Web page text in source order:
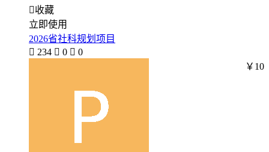
收藏
立即使用
2026省社科规划项目
 234  0  0
￥10